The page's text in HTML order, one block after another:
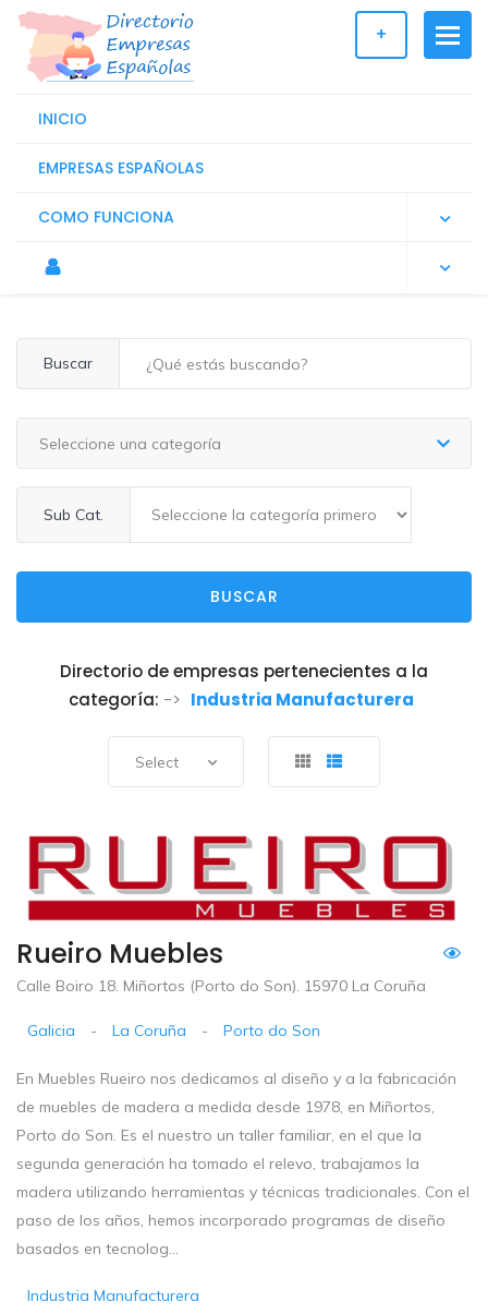
+
INICIO
EMPRESAS ESPAÑOLAS
COMO FUNCIONA
Buscar
Seleccione una categoría
Sub Cat.
BUSCAR
Directorio de empresas pertenecientes a la
categoría: -> Industria Manufacturera
Select
Rueiro Muebles
Calle Boiro 18. Miñortos (Porto do Son). 15970 La Coruña
Galicia - La Coruña - Porto do Son
En Muebles Rueiro nos dedicamos al diseño y a la fabricación
de muebles de madera a medida desde 1978, en Miñortos,
Porto do Son. Es el nuestro un taller familiar, en el que la
segunda generación ha tomado el relevo, trabajamos la
madera utilizando herramientas y técnicas tradicionales. Con el
paso de los años, hemos incorporado programas de diseño
basados en tecnolog...
Industria Manufacturera